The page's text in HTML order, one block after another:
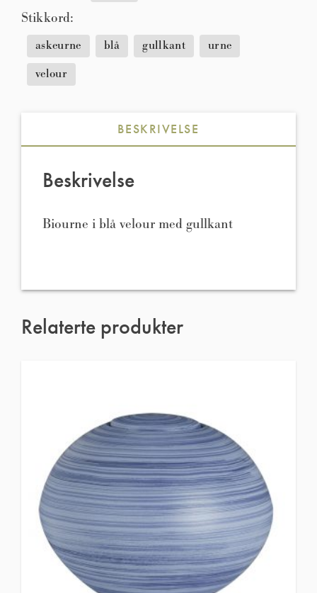
Stikkord:
askeurne blå gullkant
urne
velour
BESKRIVELSE
Beskrivelse
Biourne i blå velour med gullkant
Relaterte produkter